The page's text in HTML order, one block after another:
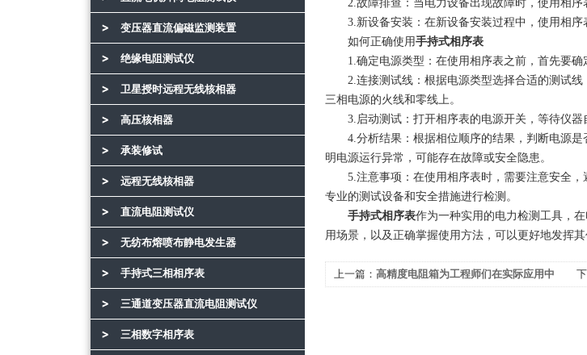
变压器直流偏磁监测装置
绝缘电阻测试仪
卫星授时远程无线核相器
高压核相器
承装修试
远程无线核相器
直流电阻测试仪
无纺布熔喷布静电发生器
手持式三相相序表
三通道变压器直流电阻测试仪
三相数字相序表
2.故障排查：当电力设备出现故障时，使用相序
3.新设备安装：在新设备安装过程中，使用相序
如何正确使用手持式相序表
1.确定电源类型：在使用相序表之前，首先要确
2.连接测试线：根据电源类型选择合适的测试线
三相电源的火线和零线上。
3.启动测试：打开相序表的电源开关，等待仪器
4.分析结果：根据相位顺序的结果，判断电源是
明电源运行异常，可能存在故障或安全隐患。
5.注意事项：在使用相序表时，需要注意安全，
专业的测试设备和安全措施进行检测。
手持式相序表作为一种实用的电力检测工具，
用场景，以及正确掌握使用方法，可以更好地发挥
上一篇： 高精度电阻箱为工程师们在实际应用中